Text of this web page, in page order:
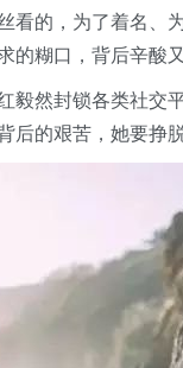
看的，为了着名、
的糊口，背后辛酸
毅然封锁各类社交
后的艰苦，她要挣